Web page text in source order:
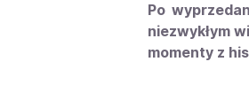
Po
niezwykłym
momenty z